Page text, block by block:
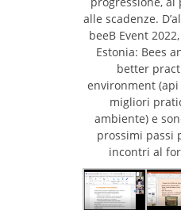
alle scadenze.
beeB Event
Estonia: Bees
better
environment
migliori
ambiente) e
prossimi passi
incontri al